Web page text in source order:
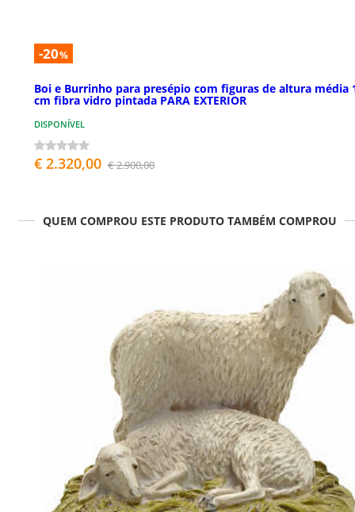
-20%
Boi e Burrinho para presépio com figuras de altura média
cm fibra vidro pintada PARA EXTERIOR
DISPONÍVEL
€ 2.320,00 € 2.900,00
QUEM COMPROU ESTE PRODUTO TAMBÉM COMPROU